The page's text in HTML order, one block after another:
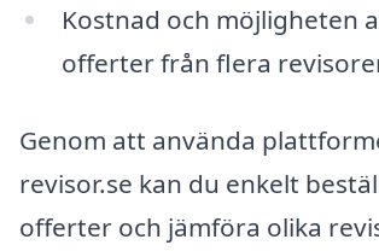
Kostnad och möjligheten
offerter från flera
Genom att använda
revisor.se kan du enkelt
offerter och jämföra olika